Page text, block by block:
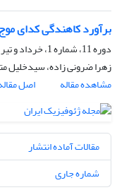
برآورد کاهندگی کدای
دوره 11، شماره 1، خرداد و تیر 1396، صفحه
زهرا ضرونی زاده، سیدخلیل
مشاهده مقاله
اصل
مقالات آماده انتشار
شماره جاری